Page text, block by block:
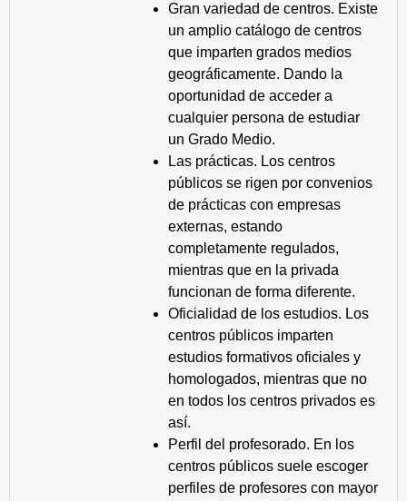
Gran variedad de centros. Existe
un amplio catálogo de centros
que imparten grados medios
geográficamente. Dando la
oportunidad de acceder a
cualquier persona de estudiar
un Grado Medio.
Las prácticas. Los centros
públicos se rigen por convenios
de prácticas con empresas
externas, estando
completamente regulados,
mientras que en la privada
funcionan de forma diferente.
Oficialidad de los estudios. Los
centros públicos imparten
estudios formativos oficiales y
homologados, mientras que no
en todos los centros privados es
así.
Perfil del profesorado. En los
centros públicos suele escoger
perfiles de profesores con mayor